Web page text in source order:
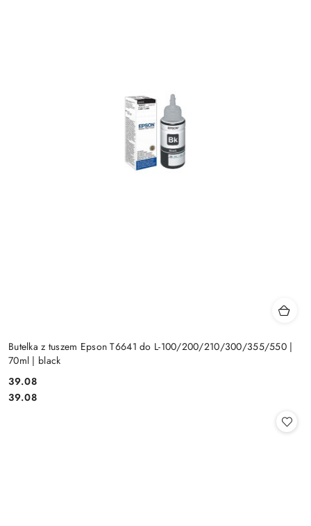
Butelka z tuszem Epson T6641 do L-100/200/210/300/355/550 |
70ml | black
Cena:
39.08
Cena:
39.08